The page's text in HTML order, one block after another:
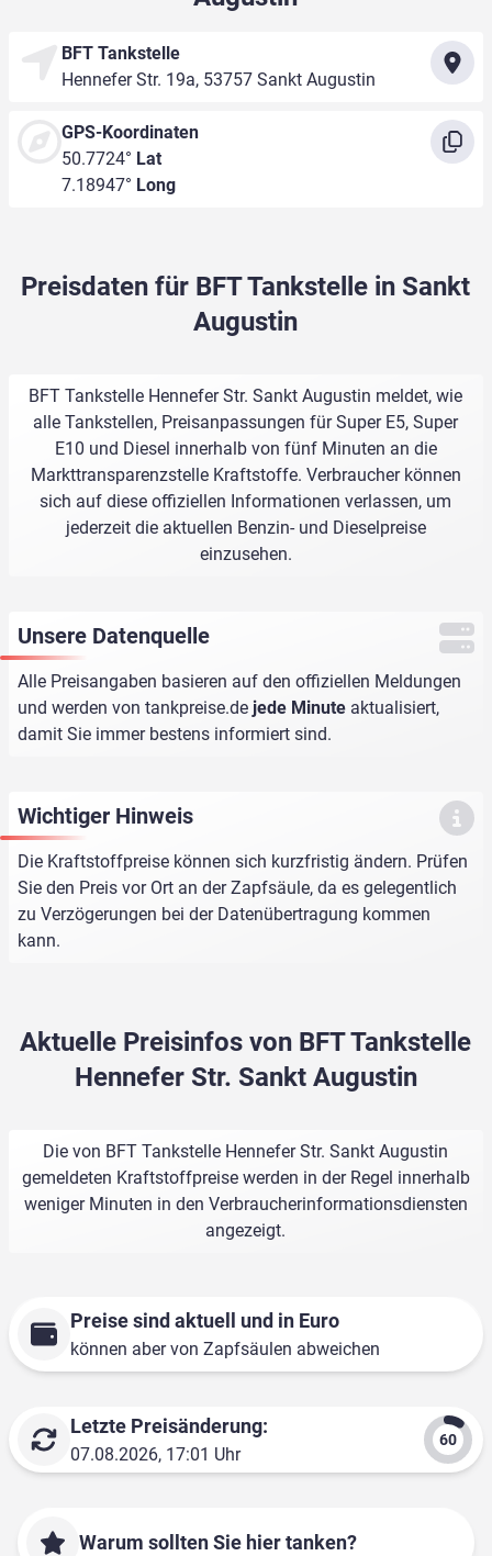
BFT Tankstelle
Hennefer Str. 19a, 53757 Sankt Augustin
GPS-Koordinaten
50.7724° Lat
7.18947° Long
Preisdaten für BFT Tankstelle in Sankt
Augustin
BFT Tankstelle Hennefer Str. Sankt Augustin meldet, wie
alle Tankstellen, Preisanpassungen für Super E5, Super
E10 und Diesel innerhalb von fünf Minuten an die
Markttransparenzstelle Kraftstoffe. Verbraucher können
sich auf diese offiziellen Informationen verlassen, um
jederzeit die aktuellen Benzin- und Dieselpreise
einzusehen.
Unsere Datenquelle
Alle Preisangaben basieren auf den offiziellen Meldungen
und werden von tankpreise.de jede Minute aktualisiert,
damit Sie immer bestens informiert sind.
Wichtiger Hinweis
Die Kraftstoffpreise können sich kurzfristig ändern. Prüfen
Sie den Preis vor Ort an der Zapfsäule, da es gelegentlich
zu Verzögerungen bei der Datenübertragung kommen
kann.
Aktuelle Preisinfos von BFT Tankstelle
Hennefer Str. Sankt Augustin
Die von BFT Tankstelle Hennefer Str. Sankt Augustin
gemeldeten Kraftstoffpreise werden in der Regel innerhalb
weniger Minuten in den Verbraucherinformationsdiensten
angezeigt.
Preise sind aktuell und in Euro
können aber von Zapfsäulen abweichen
Letzte Preisänderung:
07.08.2026, 17:01 Uhr
Warum sollten Sie hier tanken?